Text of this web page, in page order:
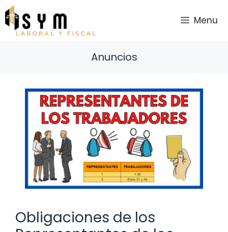
Saltar
al
contenido
Menu
Anuncios
Obligaciones de los